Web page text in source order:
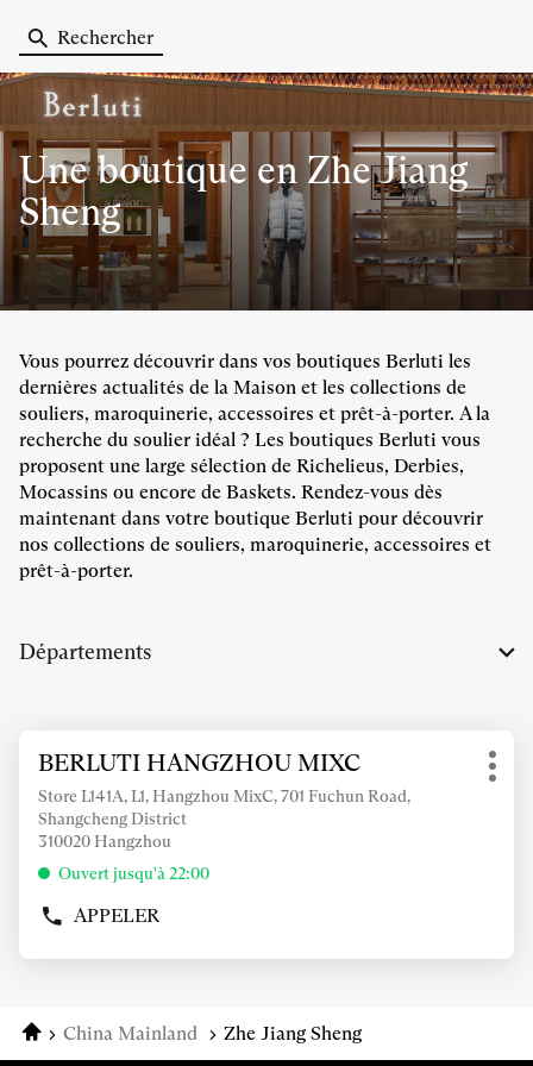
Rechercher
Une boutique en Zhe Jiang
Sheng
Vous pourrez découvrir dans vos boutiques Berluti les
dernières actualités de la Maison et les collections de
souliers, maroquinerie, accessoires et prêt-à-porter. A la
recherche du soulier idéal ? Les boutiques Berluti vous
proposent une large sélection de Richelieus, Derbies,
Mocassins ou encore de Baskets. Rendez-vous dès
maintenant dans votre boutique Berluti pour découvrir
nos collections de souliers, maroquinerie, accessoires et
prêt-à-porter.
Départements
sur
touche
ENTRÉE
pour
plus
Point
de
vente
:
BERLUTI HANGZHOU MIXC
Store L141A, L1, Hangzhou MixC, 701 Fuchun Road,
Shangcheng District
310020 Hangzhou
Ouvert jusqu'à 22:00
APPELER
AFFICHER
DU
POINT
Plus
AccueilChina Mainland Zhe Jiang Sheng